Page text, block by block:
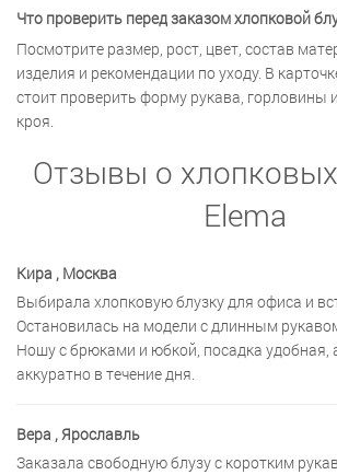
Что проверить перед заказом хлопковой
Посмотрите размер, рост, цвет, состав
изделия и рекомендации по уходу. В
стоит проверить форму рукава, горловины
кроя.
Отзывы о
Elema
Кира , Москва
Выбирала хлопковую блузку для офиса и
Остановилась на модели с длинным
Ношу с брюками и юбкой, посадка удобная,
аккуратно в течение дня.
Вера , Ярославль
Заказала свободную блузу с коротким